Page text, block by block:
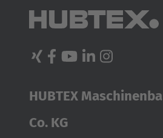
HUBTEX
Co. KG